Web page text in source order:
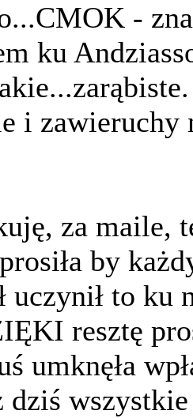
-
ku
i zawieruchy
za
by
uczynił to ku
resztę
umknęła
dziś